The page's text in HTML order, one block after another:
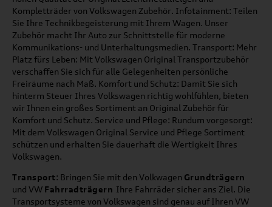
Kompletträder von Volkswagen Zubehör. Infotainment: Teilen
Sie Ihre Technikbegeisterung mit Ihrem Wagen. Unser
Zubehör macht Ihr Auto zur Schnittstelle für moderne
Kommunikations- und Unterhaltungsmedien. Transport: Mehr
Platz fürs Leben: Mit Volkswagen Original Transportzubehör
verschaffen Sie sich für alle Gelegenheiten persönliche
Freiräume nach Maß. Komfort und Schutz: Damit Sie sich
hinterm Steuer Ihres Volkswagen richtig wohlfühlen, bieten
wir Ihnen ein großes Sortiment an Original Zubehör für
Komfort und Schutz. Service und Pflege: Rundum vorgesorgt:
Mit dem Volkswagen Original Service und Pflege Sortiment
schützen und erhalten Sie dauerhaft die Wertigkeit Ihres
Volkswagen.
Transport: Bringen Sie mit den Volkwagen Grundträgern
und VW Fahrradträgern Ihre Fahrräder sicher ans Ziel. Die
Transportsysteme von Volkswagen sind genau auf Ihren VW